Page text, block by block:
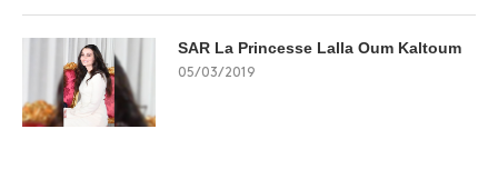
SAR La Princesse Lalla Oum Kaltoum
05/03/2019